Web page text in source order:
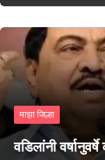
माझा जिल्हा
वडिलांनी